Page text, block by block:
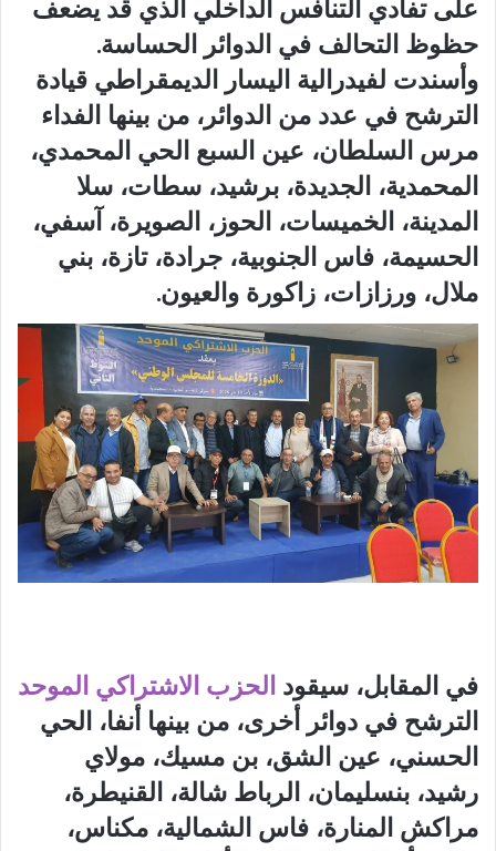
على تفادي التنافس الداخلي الذي قد يضعف
حظوظ التحالف في الدوائر الحساسة.
وأسندت لفيدرالية اليسار الديمقراطي قيادة
الترشح في عدد من الدوائر، من بينها الفداء
مرس السلطان، عين السبع الحي المحمدي،
المحمدية، الجديدة، برشيد، سطات، سلا
المدينة، الخميسات، الحوز، الصويرة، آسفي،
الحسيمة، فاس الجنوبية، جرادة، تازة، بني
ملال، ورزازات، زاكورة والعيون.
في المقابل، سيقود الحزب الاشتراكي الموحد
الترشح في دوائر أخرى، من بينها أنفا، الحي
الحسني، عين الشق، بن مسيك، مولاي
رشيد، بنسليمان، الرباط شالة، القنيطرة،
مراكش المنارة، فاس الشمالية، مكناس،